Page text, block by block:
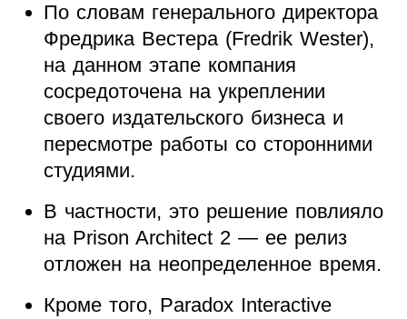
По словам генерального директора
Фредрика Вестера (Fredrik Wester),
на данном этапе компания
сосредоточена на укреплении
своего издательского бизнеса и
пересмотре работы со сторонними
студиями.
В частности, это решение повлияло
на Prison Architect 2 — ее релиз
отложен на неопределенное время.
Кроме того, Paradox Interactive